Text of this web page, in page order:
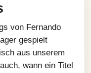
von Fernando
gespielt
aus unserem
wann ein Titel